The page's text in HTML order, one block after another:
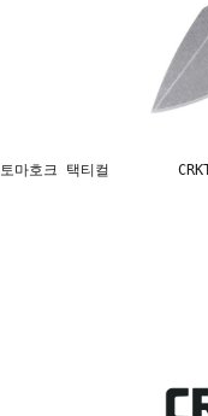
마호크 택티컬